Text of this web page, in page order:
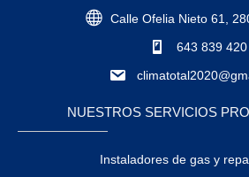
Calle Ofelia Nieto 61,
643 839 420
NUESTROS SERVICIOS
Instaladores de gas y